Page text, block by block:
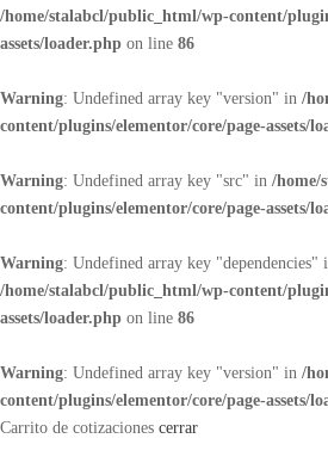
/home/stalabcl/public_html/wp-content/
assets/loader.php on line 86
Warning: Undefined array key "version" in /
content/plugins/elementor/core/page-assets/
Warning: Undefined array key "src" in /home/
content/plugins/elementor/core/page-assets/
Warning: Undefined array key "dependencies"
/home/stalabcl/public_html/wp-content/
assets/loader.php on line 86
Warning: Undefined array key "version" in /
content/plugins/elementor/core/page-assets/
Carrito de cotizaciones cerrar